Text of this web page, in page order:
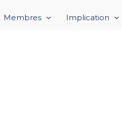
Membres Implication